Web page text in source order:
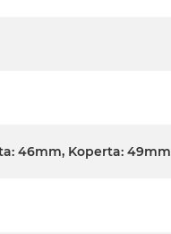
46mm, Koperta: 49mm